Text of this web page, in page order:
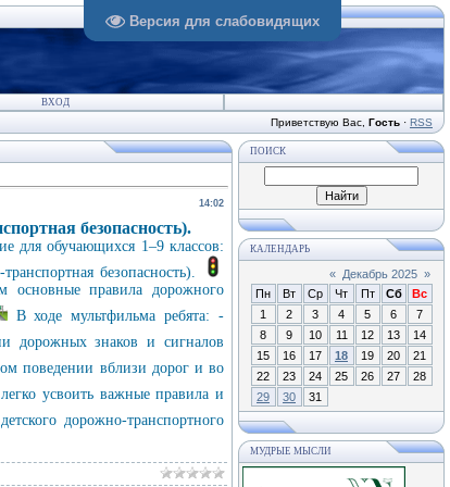
Версия для слабовидящих
ВХОД
Приветствую Вас Гость · RSS
14:02
безопасность).
для обучающихся 1–9 классов:
безопасность).
основные правила дорожного
В ходе мультфильма ребята: -
дорожных знаков и сигналов
поведении вблизи дорог и во
усвоить важные правила и
дорожно‑транспортного
ПОИСК
КАЛЕНДАРЬ
« Декабрь 2025 »
Пн
Вт Ср Чт Пт Сб
Вс
1
2 3 4 5 6
7
8
9 10 11 12 13
14
15
16 17 18 19 20
21
22
23 24 25 26 27
28
29
30 31
МУДРЫЕ МЫСЛИ